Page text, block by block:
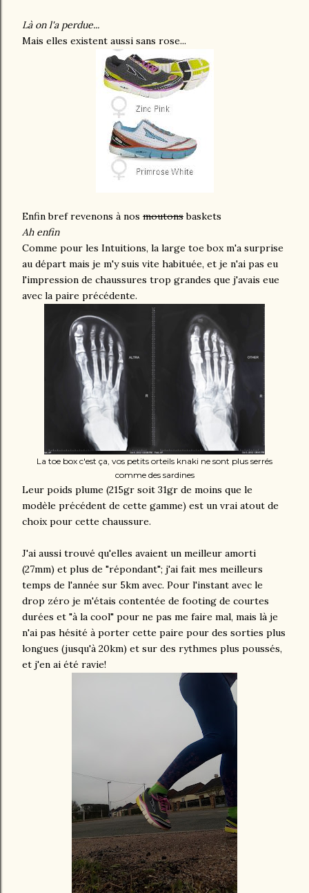
Là on l'a perdue...
Mais elles existent aussi sans rose...
Enfin bref revenons à nos moutonsbaskets
Ah enfin
Comme pour les Intuitions, la large toe box m'a surprise
au départ mais je m'y suis vite habituée, et je n'ai pas eu
l'impression de chaussures trop grandes que j'avais eue
avec la paire précédente.
La toe box c'est ça, vos petits orteils knaki ne sont plus serrés
comme des sardines
Leur poids plume (215gr soit 31gr de moins que le
modèle précédent de cette gamme) est un vrai atout de
choix pour cette chaussure.
J'ai aussi trouvé qu'elles avaient un meilleur amorti
(27mm) et plus de "répondant"; j'ai fait mes meilleurs
temps de l'année sur 5km avec. Pour l'instant avec le
drop zéro je m'étais contentée de footing de courtes
durées et "à la cool" pour ne pas me faire mal, mais là je
n'ai pas hésité à porter cette paire pour des sorties plus
longues (jusqu'à 20km) et sur des rythmes plus poussés,
et j'en ai été ravie!